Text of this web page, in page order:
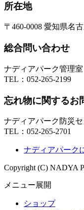
所在地
〒460-0008 愛知県名
総合問い合わせ
ナディアパーク管理室
TEL： 052-265-2199
忘れ物に関するお
ナディアパーク防災
TEL： 052-265-2701
ナディアパーク
Copyright (C) NADYA
メニュー展開
ショップ